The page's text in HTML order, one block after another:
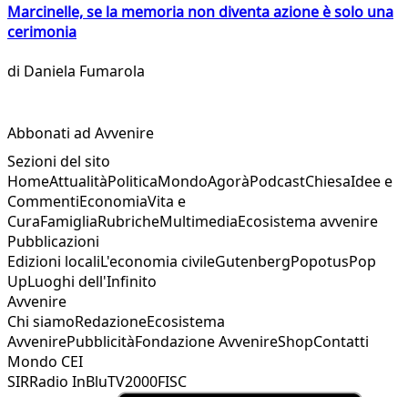
Marcinelle, se la memoria non diventa azione è solo una
cerimonia
di Daniela Fumarola
Abbonati ad Avvenire
Sezioni del sito
HomeAttualitàPoliticaMondoAgoràPodcastChiesaIdee e
CommentiEconomiaVita e
CuraFamigliaRubricheMultimediaEcosistema avvenire
Pubblicazioni
Edizioni localiL'economia civileGutenbergPopotusPop
UpLuoghi dell'Infinito
Avvenire
Chi siamoRedazioneEcosistema
AvvenirePubblicitàFondazione AvvenireShopContatti
Mondo CEI
SIRRadio InBluTV2000FISC